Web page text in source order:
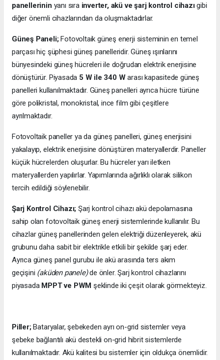
panellerinin yanı sıra inverter, akü ve şarj kontrol cihazıgibi
diğer önemli cihazlarından da oluşmaktadırlar.
Güneş Paneli;Fotovoltaik güneş enerji sisteminin en temel
parçası hiç şüphesi güneş panelleridir. Güneş ışınlarını
bünyesindeki güneş hücreleri ile doğrudan elektrik enerjisine
dönüştürür. Piyasada 5 W ile 340 Warası kapasitede güneş
panelleri kullanılmaktadır. Güneş panelleri ayrıca hücre türüne
göre polikristal, monokristal, ince film gibi çeşitlere
ayrılmaktadır.
Fotovoltaik paneller ya da güneş panelleri, güneş enerjisini
yakalayıp, elektrik enerjisine dönüştüren materyallerdir. Paneller
küçük hücrelerden oluşurlar. Bu hücreler yarı iletken
materyallerden yapılırlar. Yapımlarında ağırlıklı olarak silikon
tercih edildiği söylenebilir.
Şarj Kontrol Cihazı; Şarj kontrol cihazı akü depolamasına
sahip olan fotovoltaik güneş enerji sistemlerinde kullanılır. Bu
cihazlar güneş panellerinden gelen elektriği düzenleyerek, akü
grubunu daha sabit bir elektrikle etkili bir şekilde şarj eder.
Ayrıca güneş panel gurubu ile akü arasında ters akım
geçişini (aküden panele)de önler. Şarj kontrol cihazlarını
piyasada MPPT ve PWM şeklinde iki çeşit olarak görmekteyiz.
Piller;Bataryalar, şebekeden ayrı on-grid sistemler veya
şebeke bağlantılı akü destekli on-grid hibrit sistemlerde
kullanılmaktadır. Akü kalitesi bu sistemler için oldukça önemlidir.